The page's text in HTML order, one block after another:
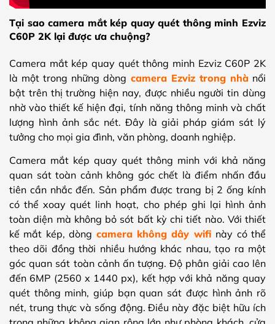
Tại sao camera mắt kép quay quét thông minh Ezviz
C60P 2K lại được ưa chuộng?
Camera mắt kép quay quét thông minh Ezviz C60P 2K
là một trong những dòng camera Ezviz trong nhànổi
bật trên thị trường hiện nay, được nhiều người tin dùng
nhờ vào thiết kế hiện đại, tính năng thông minh và chất
lượng hình ảnh sắc nét. Đây là giải pháp giám sát lý
tưởng cho mọi gia đình, văn phòng, doanh nghiệp.
Camera mắt kép quay quét thông minh với khả năng
quan sát toàn cảnh không góc chết là điểm nhấn đầu
tiên cần nhắc đến. Sản phẩm được trang bị 2 ống kính
có thể xoay quét linh hoạt, cho phép ghi lại hình ảnh
toàn diện mà không bỏ sót bất kỳ chi tiết nào. Với thiết
kế mắt kép, dòng camera không dây wifi này có thể
theo dõi đồng thời nhiều hướng khác nhau, tạo ra một
góc quan sát toàn cảnh ấn tượng. Độ phân giải cao lên
đến 6MP (2560 x 1440 px), kết hợp với khả năng quay
quét thông minh, giúp bạn quan sát được hình ảnh rõ
nét, trung thực và sống động. Điều này đặc biệt hữu ích